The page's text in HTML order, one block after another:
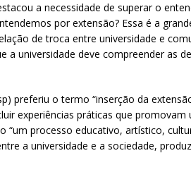
a necessidade de superar o
por extensão? Essa é a
de troca entre universidade e
a universidade deve compreender as
preferiu o termo “inserção da
experiências práticas que promovam
“um processo educativo, artístico,
a universidade e a sociedade,